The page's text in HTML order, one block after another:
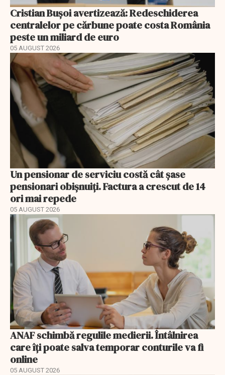
Cristian Bușoi avertizează: Redeschiderea
centralelor pe cărbune poate costa România
peste un miliard de euro
05 AUGUST 2026
Un pensionar de serviciu costă cât șase
pensionari obișnuiți. Factura a crescut de 14
ori mai repede
05 AUGUST 2026
ANAF schimbă regulile medierii. Întâlnirea
care îți poate salva temporar conturile va fi
online
05 AUGUST 2026